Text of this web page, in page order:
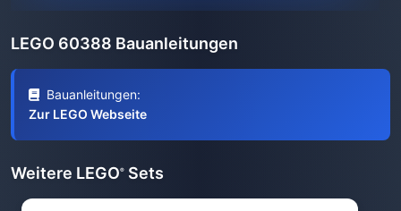
LEGO 60388 Bauanleitungen
Bauanleitungen:
Zur LEGO Webseite
Weitere LEGO® Sets